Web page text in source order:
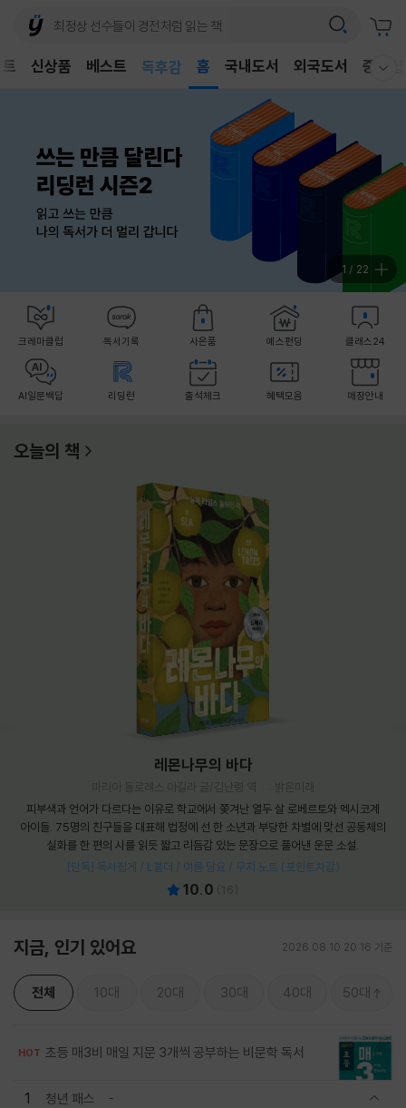
신상품 베스트
독후감
홈 국내도서 외국도서 중고샵
2 / 22
크레마클럽 독서기록 사은품 예스펀딩 클래스24
AI일문백답 리딩런 출석체크 혜택모음 매장안내
오늘의 책
레몬나무의 바다
피부색과 언어가 다르다는 이유로 학교에서 쫓겨난 열두 살 로베르토와 멕시코계
아이들. 75명의 친구들을 대표해 법정에 선 한 소년과 부당한 차별에 맞선 공동체의
실화를 한 편의 시를 읽듯 짧고 리듬감 있는 문장으로 풀어낸 운문 소설.
[단독] 독서집게 / L홀더 / 여름 담요 / 무지 노트 (포인트차감)
10.0
지금, 인기 있어요 2026.08.10 20:16 기준
전체 10대 20대 30대 40대 50대
HOT 초등 매3비 매일 지문 3개씩 공부하는 비문학 독서
1 청년 패스